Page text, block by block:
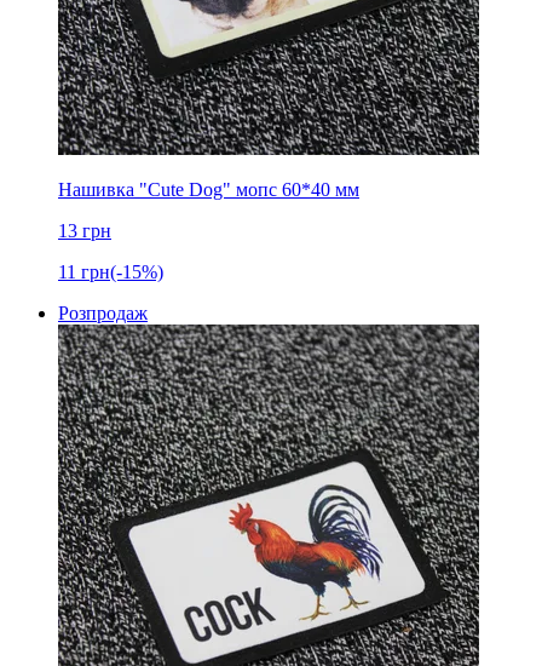
Нашивка "Cute Dog" мопс 60*40 мм
13 грн
11 грн(-15%)
Розпродаж